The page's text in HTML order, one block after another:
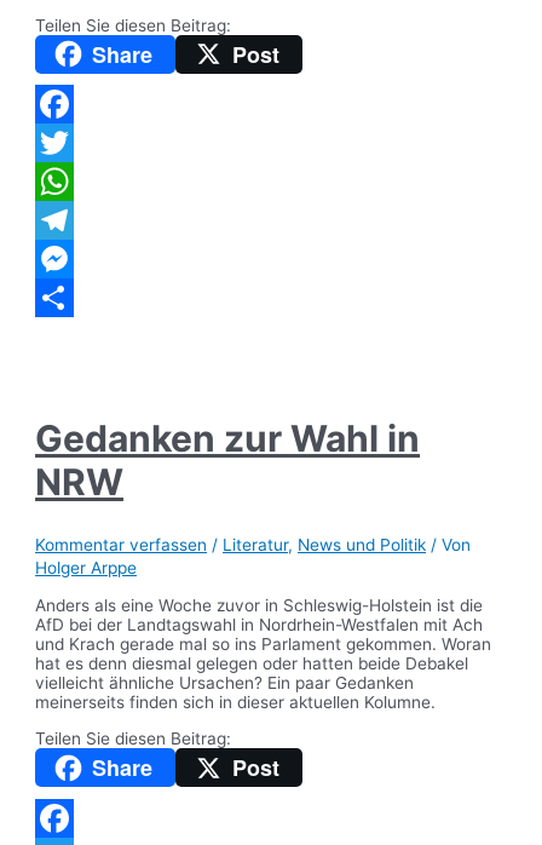
Teilen Sie diesen Beitrag:
Share Post
Facebook
Twitter
WhatsApp
Telegram
Messenger
Gedanken zur Wahl in
NRW
Kommentar verfassen / Literatur, News und Politik / Von
Holger Arppe
Anders als eine Woche zuvor in Schleswig-Holstein ist die
AfD bei der Landtagswahl in Nordrhein-Westfalen mit Ach
und Krach gerade mal so ins Parlament gekommen. Woran
hat es denn diesmal gelegen oder hatten beide Debakel
vielleicht ähnliche Ursachen? Ein paar Gedanken
meinerseits finden sich in dieser aktuellen Kolumne.
Teilen Sie diesen Beitrag:
Share Post